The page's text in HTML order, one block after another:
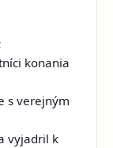
konania
s verejným
vyjadril k